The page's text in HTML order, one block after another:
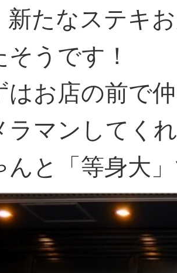
新たなステキ
そうです！
はお店の前で
ラマンしてく
んと「等身大